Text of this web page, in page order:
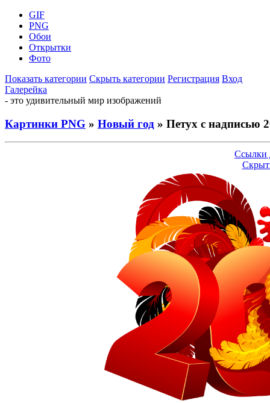
GIF
PNG
Обои
Открытки
Фото
Показать категории Скрыть категории Регистрация Вход
Галерейка
- это удивительный мир изображений
Картинки PNG » Новый год » Петух с надписью
Ссылки